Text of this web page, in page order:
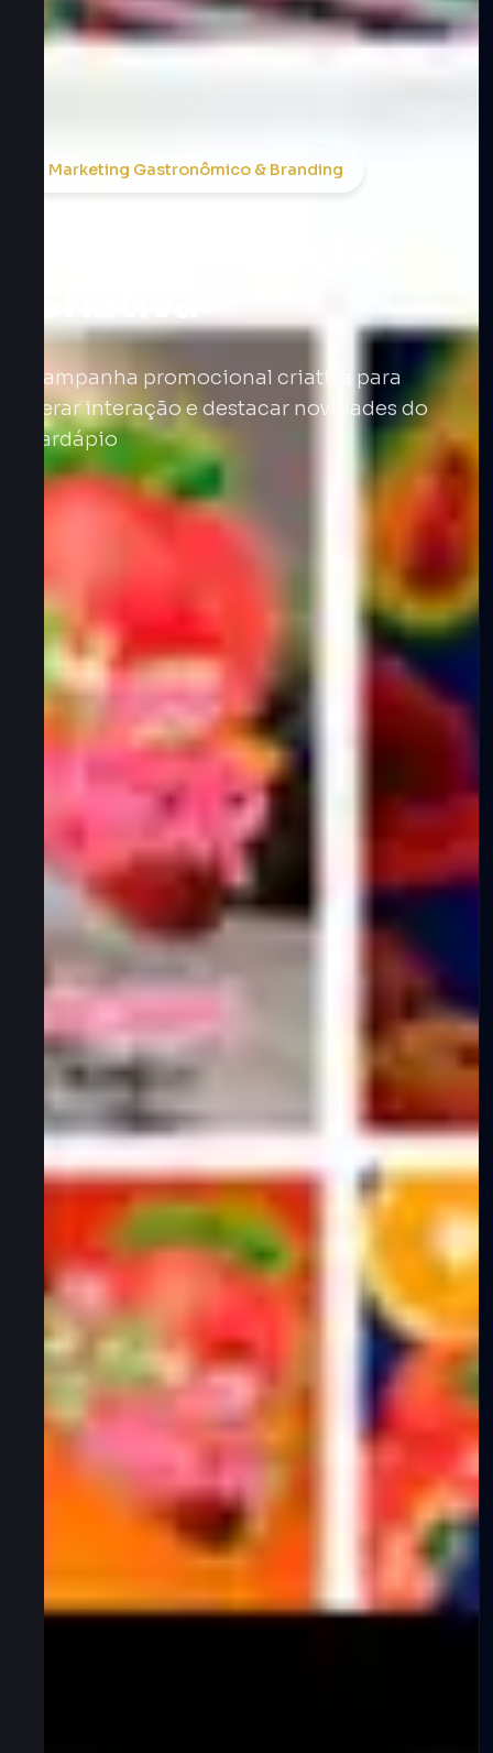
Marketing Gastronômico & Branding
Campanha promocional criativa para
gerar interação e destacar novidades do
cardápio